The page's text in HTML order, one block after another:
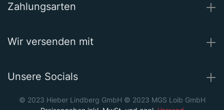
Zahlungsarten
Wir versenden mit
Unsere Socials
© 2023 Hieber Lindberg GmbH © 2023 MGS Loib GmbH